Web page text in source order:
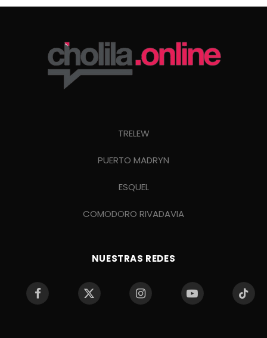
TRELEW
PUERTO MADRYN
ESQUEL
COMODORO RIVADAVIA
NUESTRAS REDES
Facebook
X
Instagram YouTube